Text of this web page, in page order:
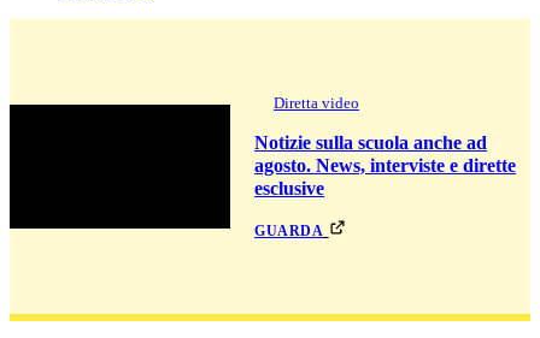
Diretta video
Notizie sulla scuola anche ad
agosto. News, interviste e dirette
esclusive
guarda